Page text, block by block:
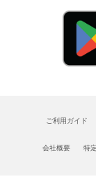
ご利用ガイド
会社概要 特